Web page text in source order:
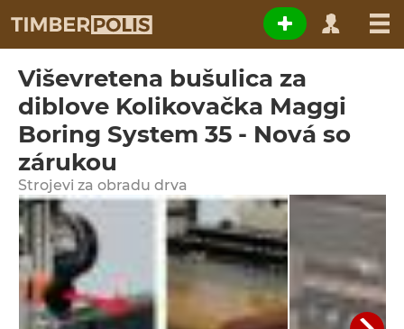
Viševretena bušulica za
diblove Kolikovačka Maggi
Boring System 35 - Nová so
zárukou
Strojevi za obradu drva